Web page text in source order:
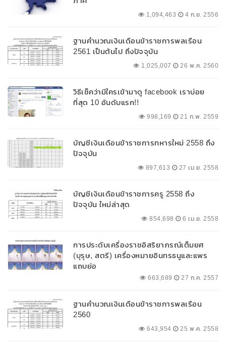
1,094,463 4 ก.ย. 2556
ฐานคำนวณเงินเดือนข้าราชการพลเรือน
2561 เป็นต้นไป ถึงปัจจุบัน
1,025,007 26 พ.ค. 2560
วิธีเช็คว่ามีใครเข้ามาดู facebook เราบ่อย
ที่สุด 10 อันดับแรก!!
998,169 21 ก.พ. 2559
บัญชีเงินเดือนข้าราชการทหารใหม่ 2558 ถึง
ปัจจุบัน
897,613 27 เม.ย. 2558
บัญชีเงินเดือนข้าราชการครู 2558 ถึง
ปัจจุบัน ใหม่ล่าสุด
854,698 6 เม.ย. 2558
การประดับเครื่องราชอิสริยาภรณ์เต็มยศ
(บุรุษ, สตรี) เครื่องหมายอินทรธนูและแพร
แถบย่อ
663,689 27 ก.ค. 2557
ฐานคำนวณเงินเดือนข้าราชการพลเรือน
2560
643,954 25 พ.ค. 2558